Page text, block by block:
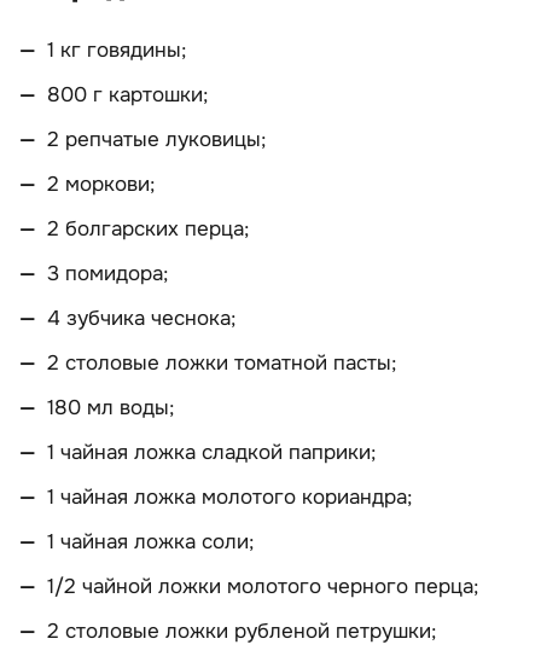
1 кг говядины;
800 г картошки;
2 репчатые луковицы;
2 моркови;
2 болгарских перца;
3 помидора;
4 зубчика чеснока;
2 столовые ложки томатной пасты;
180 мл воды;
1 чайная ложка сладкой паприки;
1 чайная ложка молотого кориандра;
1 чайная ложка соли;
1/2 чайной ложки молотого черного перца;
2 столовые ложки рубленой петрушки;